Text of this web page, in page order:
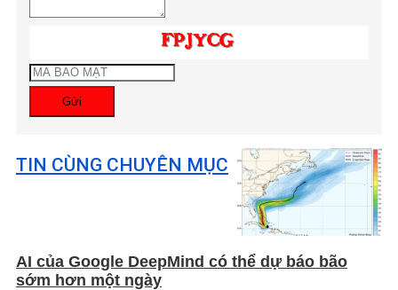
Gửi
TIN CÙNG CHUYÊN MỤC
AI của Google DeepMind có thể dự báo bão
sớm hơn một ngày